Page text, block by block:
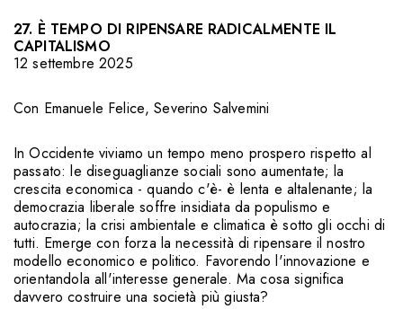
27. È TEMPO DI RIPENSARE RADICALMENTE IL
CAPITALISMO
12 settembre 2025
Con Emanuele Felice,Severino Salvemini
In Occidente viviamo un tempo meno prospero rispetto al
passato: le diseguaglianze sociali sono aumentate; la
crescita economica - quando c'è- è lenta e altalenante; la
democrazia liberale soffre insidiata da populismo e
autocrazia; la crisi ambientale e climatica è sotto gli occhi di
tutti. Emerge con forza la necessità di ripensare il nostro
modello economico e politico. Favorendo l'innovazione e
orientandola all'interesse generale. Ma cosa significa
davvero costruire una società più giusta?